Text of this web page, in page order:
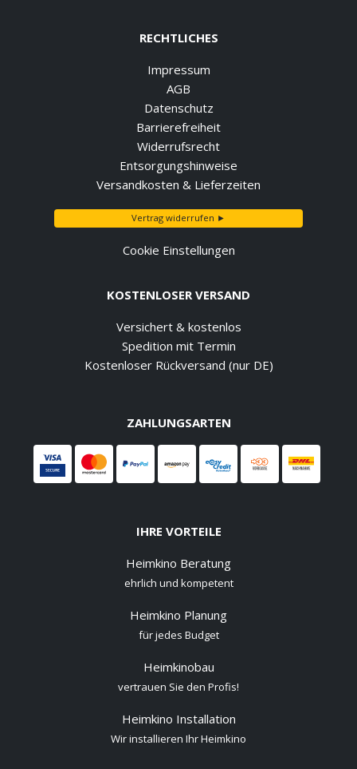
RECHTLICHES
Impressum
AGB
Datenschutz
Barrierefreiheit
Widerrufsrecht
Entsorgungshinweise
Versandkosten & Lieferzeiten
Vertrag widerrufen ►
Cookie Einstellungen
KOSTENLOSER VERSAND
Versichert & kostenlos
Spedition mit Termin
Kostenloser Rückversand (nur DE)
ZAHLUNGSARTEN
IHRE VORTEILE
Heimkino Beratung
ehrlich und kompetent
Heimkino Planung
für jedes Budget
Heimkinobau
vertrauen Sie den Profis!
Heimkino Installation
Wir installieren Ihr Heimkino